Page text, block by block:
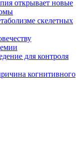
открывает новые
скелетных
для контроля
когнитивного